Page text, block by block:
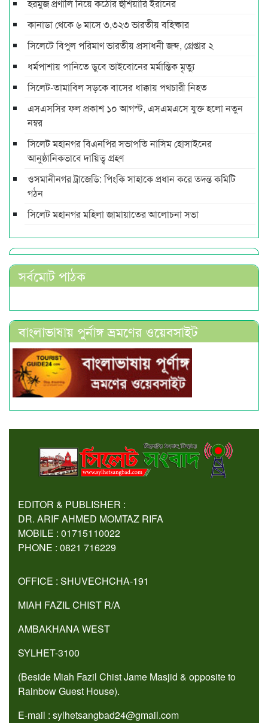
হরমুজ প্রণালি নিয়ে কঠোর হুঁশিয়ারি ইরানের
কানাডা থেকে ৬ মাসে ৩,৩২৩ ভারতীয় বহিষ্কার
সিলেটে বিপুল পরিমাণ ভারতীয় প্রসাধনী জব্দ, গ্রেপ্তার ২
ধর্মপাশায় পানিতে ডুবে ভাইবোনের মর্মান্তিক মৃত্যু
সিলেট-তামাবিল সড়কে বাসের ধাক্কায় পথচারী নিহত
এসএসসির ফল প্রকাশ ১০ আগস্ট, এসএমএসে যুক্ত হলো নতুন
নম্বর
সিলেট মহানগর বিএনপির সভাপতি নাসিম হোসাইনের
আনুষ্ঠানিকভাবে দায়িত্ব গ্রহণ
ওসমানীনগর ট্রাজেডি: পিংকি সাহাকে প্রধান করে তদন্ত কমিটি
গঠন
সিলেট মহানগর মহিলা জামায়াতের আলোচনা সভা
সর্বমোট পাঠক
বাংলাভাষায় পুর্নাঙ্গ ভ্রমণের ওয়েবসাইট
EDITOR & PUBLISHER :
DR. ARIF AHMED MOMTAZ RIFA
MOBILE : 01715110022
PHONE : 0821 716229
OFFICE : SHUVECHCHA-191
MIAH FAZIL CHIST R/A
AMBAKHANA WEST
SYLHET-3100
(Beside Miah Fazil Chist Jame Masjid & opposite to
Rainbow Guest House).
E-mail : sylhetsangbad24@gmail.com